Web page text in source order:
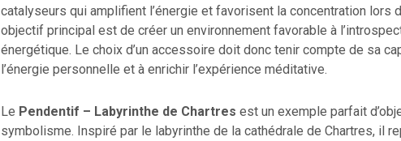
catalyseurs qui amplifient l’énergie et favorisent la concentration lors
objectif principal est de créer un environnement favorable à
énergétique. Le choix d’un accessoire doit donc tenir compte de sa
l’énergie personnelle et à enrichir l’expérience méditative.
Le Pendentif – Labyrinthe de Chartres est un exemple parfait
symbolisme. Inspiré par le labyrinthe de la cathédrale de Chartres, il